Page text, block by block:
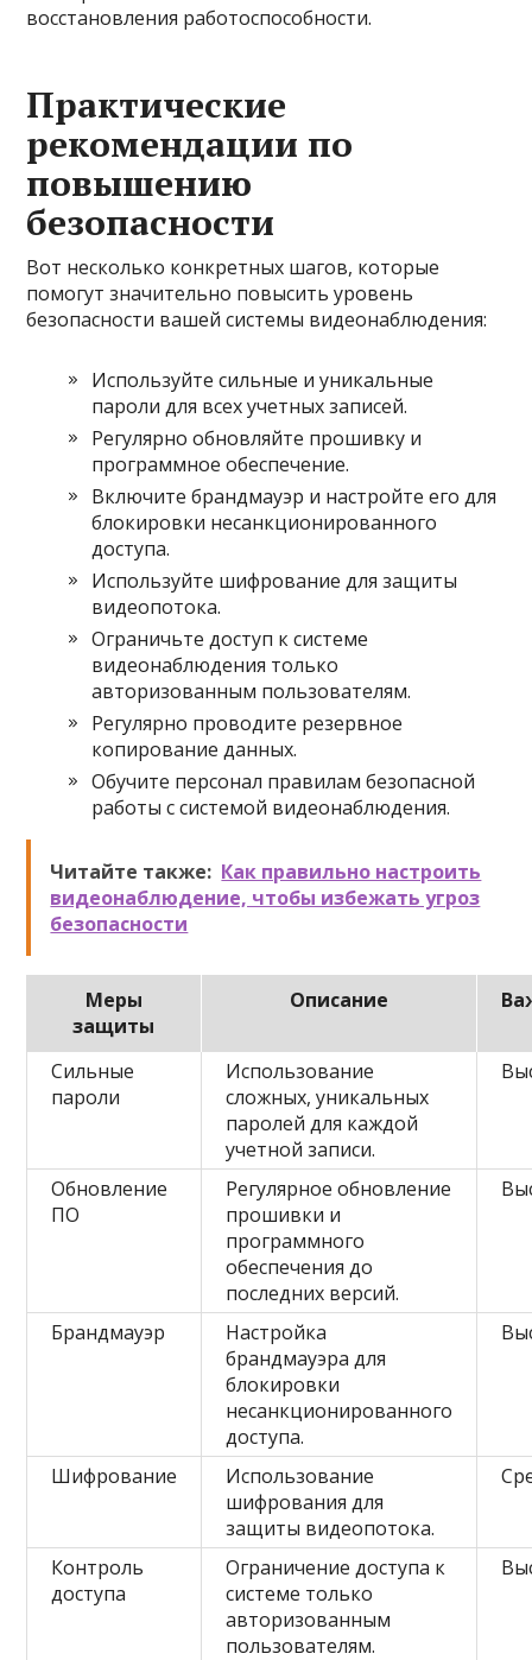
восстановления работоспособности.
Практические
рекомендации по
повышению
безопасности
Вот несколько конкретных шагов, которые
помогут значительно повысить уровень
безопасности вашей системы видеонаблюдения:
Используйте сильные и уникальные
пароли для всех учетных записей.
Регулярно обновляйте прошивку и
программное обеспечение.
Включите брандмауэр и настройте его для
блокировки несанкционированного
доступа.
Используйте шифрование для защиты
видеопотока.
Ограничьте доступ к системе
видеонаблюдения только
авторизованным пользователям.
Регулярно проводите резервное
копирование данных.
Обучите персонал правилам безопасной
работы с системой видеонаблюдения.
Читайте также: Как правильно настроить
видеонаблюдение, чтобы избежать угроз
безопасности
Меры
защиты
Описание
Сильные
пароли
Использование
сложных, уникальных
паролей для каждой
учетной записи.
Обновление
ПО
Регулярное обновление
прошивки и
программного
обеспечения до
последних версий.
Брандмауэр
Настройка
брандмауэра для
блокировки
несанкционированного
доступа.
Шифрование
Использование
шифрования для
защиты видеопотока.
Контроль
доступа
Ограничение доступа к
системе только
авторизованным
пользователям.